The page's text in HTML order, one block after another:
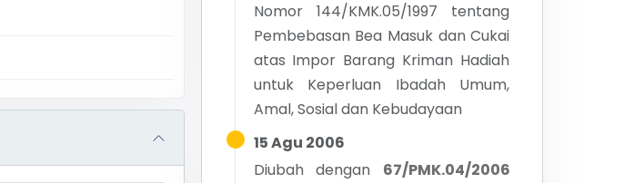
Nomor 144/KMK.05/1997 tentang
Pembebasan Bea Masuk dan Cukai
atas Impor Barang Kriman Hadiah
untuk Keperluan Ibadah Umum,
Amal, Sosial dan Kebudayaan
15 Agu 2006
Diubah dengan
67/PMK.04/2006